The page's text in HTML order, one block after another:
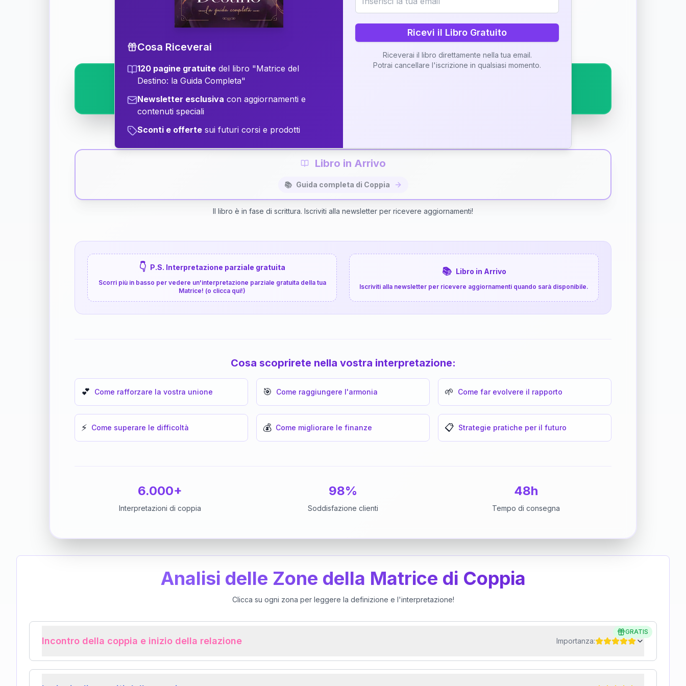
Scopri il significato della vostra Matrice di Coppia attraverso una nostra interpretazione
✨ Interpretazione personalizzata
⚡
Libro in Arrivo
📚 Guida completa di Coppia
Il libro è in fase di scrittura. Iscriviti alla newsletter per ricevere aggiornamenti!
👇 P.S. Interpretazione parziale gratuita
Scorri più in basso per vedere un'interpretazione parziale gratuita della tua
Matrice! (o clicca qui!)
📚 Libro in Arrivo
Iscriviti alla newsletter per ricevere aggiornamenti quando sarà disponibile.
Cosa scoprirete nella vostra interpretazione:
💕 Come rafforzare la vostra unione 🎯 Come raggiungere l'armonia 🌱 Come far evolvere il rapporto
⚡ Come superare le difficoltà 💰 Come migliorare le finanze 📋 Strategie pratiche per il futuro
6.000+
Interpretazioni di coppia
98%
Soddisfazione clienti
48h
Tempo di consegna
Analisi delle Zone della Matrice di Coppia
Clicca su ogni zona per leggere la definizione e l'interpretazione!
GRATIS
Incontro della coppia e inizio della relazione Importanza:
Cosa Riceverai
120 pagine gratuite del libro "Matrice del
Destino: la Guida Completa"
Newsletter esclusiva con aggiornamenti e
contenuti speciali
Sconti e offerte sui futuri corsi e prodotti
Ricevi il Libro Gratuito
Riceverai il libro direttamente nella tua email.
Potrai cancellare l'iscrizione in qualsiasi momento.